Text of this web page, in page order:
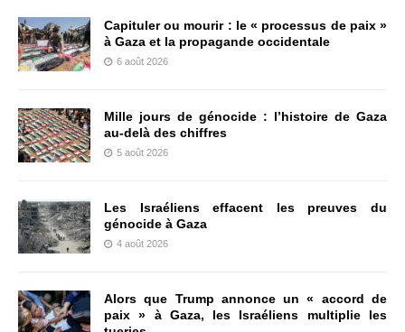
Capituler ou mourir : le « processus de paix »
à Gaza et la propagande occidentale
6 août 2026
Mille jours de génocide : l’histoire de Gaza
au-delà des chiffres
5 août 2026
Les Israéliens effacent les preuves du
génocide à Gaza
4 août 2026
Alors que Trump annonce un « accord de
paix » à Gaza, les Israéliens multiplie les